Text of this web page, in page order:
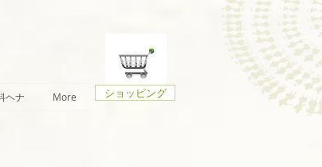
ヘナ More ショッピング